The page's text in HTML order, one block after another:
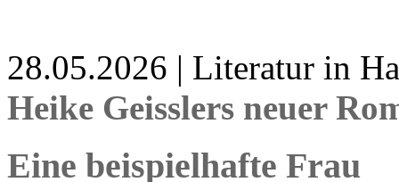
28.05.2026 | Literatur in
Heike Geisslers neuer
Eine beispielhafte Frau